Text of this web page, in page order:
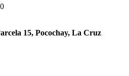
15, Pocochay, La Cruz